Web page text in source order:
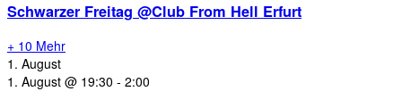
Schwarzer Freitag @Club From Hell Erfurt
+ 10 Mehr
1. August
1. August @ 19:30 - 2:00